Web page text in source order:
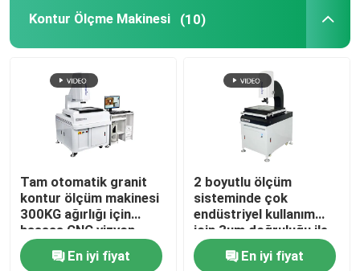
Kontur Ölçme Makinesi (10)
Tam otomatik granit
kontur ölçüm makinesi
300KG ağırlığı için
hassas CNC vizyon
ölçüm sistemi
En iyi fiyat
2 boyutlu ölçüm
sisteminde çok
endüstriyel kullanım
için 3um doğruluğu ile
manuel kontur ölçüm
makinesiEn iyi fiyat